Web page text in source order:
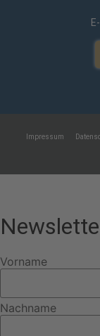
Impressum
Vorname
Nachname